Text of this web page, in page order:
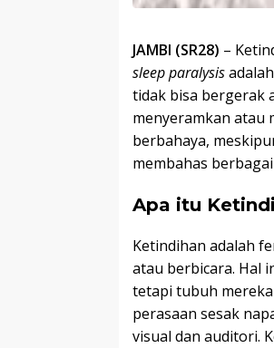
JAMBI (SR28) –
sleep paralysis
tidak bisa bergerak
menyeramkan atau
berbahaya,
membahas
Apa itu
Ketindihan adalah
atau berbicara. Hal
tetapi tubuh
perasaan sesak
visual dan auditori.